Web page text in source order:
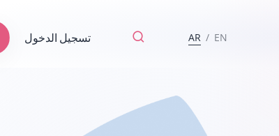
EN
/
AR تسجيل الدخول